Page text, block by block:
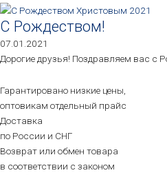
С Рождеством!
07.01.2021
Дорогие друзья! Поздравляем вас с
Гарантировано низкие цены,
оптовикам отдельный прайс
Доставка
по России и СНГ
Возврат или обмен товара
в соответствии с законом